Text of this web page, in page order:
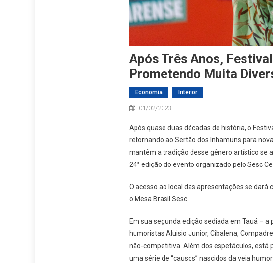
Após Três Anos,
Prometendo Muita
Economia Interior
01/02/2023
Após quase duas décadas de história, o
retornando ao Sertão dos Inhamuns para
mantêm a tradição desse gênero artístico se
24ª edição do evento organizado pelo Sesc
O acesso ao local das apresentações se
o Mesa Brasil Sesc.
Em sua segunda edição sediada em Tauá –
humoristas Aluisio Junior, Cibalena,
não-competitiva. Além dos espetáculos, está
uma série de “causos” nascidos da veia